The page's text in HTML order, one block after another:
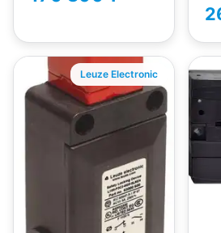
Leuze Electronic